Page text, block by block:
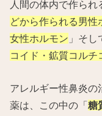
人間の体内で作ら
どから作られる男性
女性ホルモン 」そし
コイド・鉱質コルチ
アレルギー性鼻炎の
薬は、この中の「糖